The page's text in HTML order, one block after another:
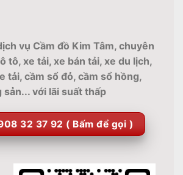
vụ Cầm đồ Kim Tâm, chuyên
tô, xe tải, xe bán tải, xe du lịch,
tải, cầm sổ đỏ, cầm sổ hồng,
sản... với lãi suất thấp
32 37 92 ( Bấm để gọi )